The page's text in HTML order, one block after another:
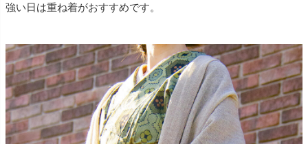
強い日は重ね着がおすすめです。